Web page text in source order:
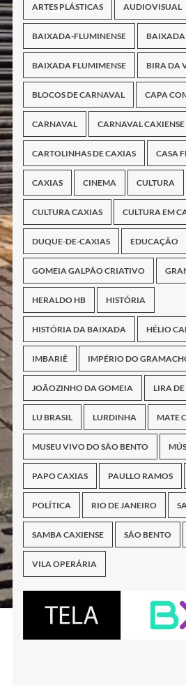
ARTES PLÁSTICAS AUDIOVISUAL
BAIXADA-FLUMINENSE
BAIXADA FLUMIMENSE BIRA DA
BLOCOS DE CARNAVAL CAPA
CARNAVAL CARNAVAL CAXIENSE
CARTOLINHAS DE CAXIAS CASA
CAXIAS CINEMA CULTURA
CULTURA CAXIAS CULTURA EM
DUQUE-DE-CAXIAS EDUCAÇÃO
GOMEIA GALPÃO CRIATIVO
HERALDO HB HISTÓRIA
HISTÓRIA DA BAIXADA HÉLIO
IMBARIÊ IMPÉRIO DO
JOÃOZINHO DA GOMEIA LIRA
LU BRASIL LURDINHA MATE
MUSEU VIVO DO SÃO BENTO
PAPO CAXIAS PAULLO RAMOS
POLÍTICA RIO DE JANEIRO
SAMBA CAXIENSE SÃO BENTO
VILA OPERÁRIA